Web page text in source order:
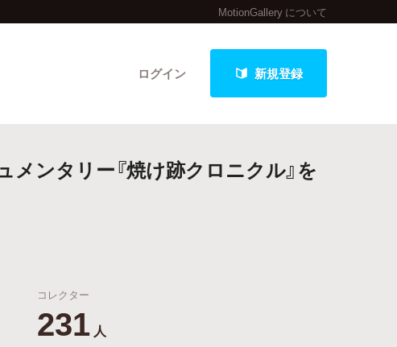
MotionGallery について
ログイン 新規登録
ジェクトンタリー『焼け跡クロニクル』を
コレクター
231 人